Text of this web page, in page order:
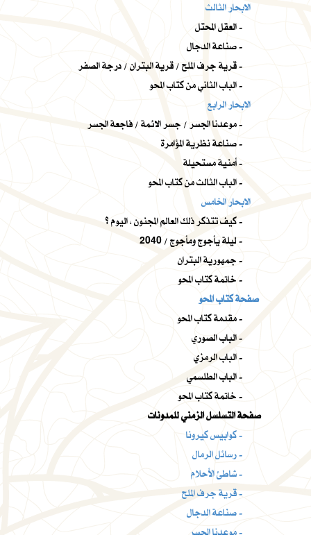
الابحار الثالث
العقل المحتل -
صناعة الدجال -
قرية جرف الملح / قرية البتران / درجة الصفر -
الباب الثاني من كتاب المحو -
الابحار الرابع
موعدنا الجسر / جسر الائمة / فاجعة الجسر -
صناعة نظرية المؤامرة -
أمنية مستحيلة -
الباب الثالث من كتاب المحو -
الابحار الخامس
كيف تتذكر ذلك العالم المجنون ، اليوم ؟ -
ليلة يأجوج ومأجوج / 2040 -
جمهورية البتران -
خاتمة كتاب المحو -
صفحة كتاب المحو
مقدمة كتاب المحو -
الباب الصوري -
الباب الرمزي -
الباب الطلسمي -
خاتمة كتاب المحو -
صفحة التسلسل الزمني للمدونات
كوابيس كيرونا -
رسائل الرمال -
شاطئ الأحلام -
قرية جرف الملح -
صناعة الدجال -